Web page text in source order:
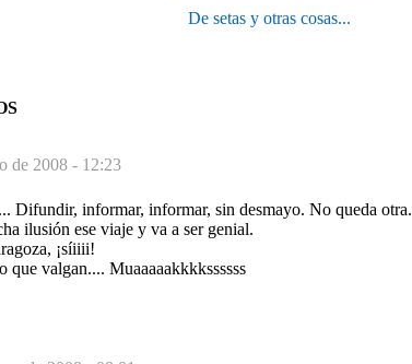
De setas y otras cosas...
de 2008 - 12:23
Difundir, informar, informar, sin desmayo. No queda otra.
ilusión ese viaje y va a ser genial.
¡síiiii!
que valgan.... Muaaaaakkkkssssss